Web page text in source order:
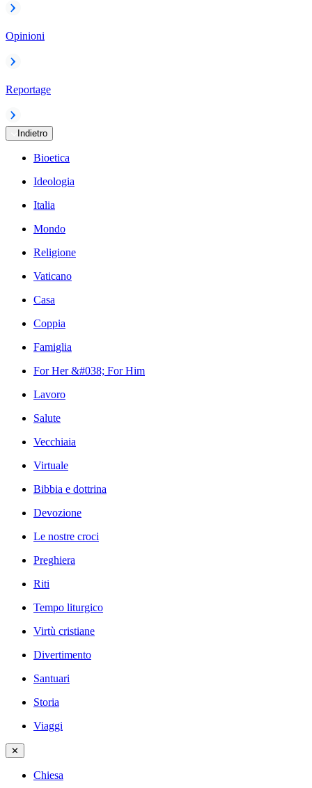
Opinioni
Reportage
Indietro
Bioetica
Ideologia
Italia
Mondo
Religione
Vaticano
Casa
Coppia
Famiglia
For Her &#038; For Him
Lavoro
Salute
Vecchiaia
Virtuale
Bibbia e dottrina
Devozione
Le nostre croci
Preghiera
Riti
Tempo liturgico
Virtù cristiane
Divertimento
Santuari
Storia
Viaggi
✕
Chiesa